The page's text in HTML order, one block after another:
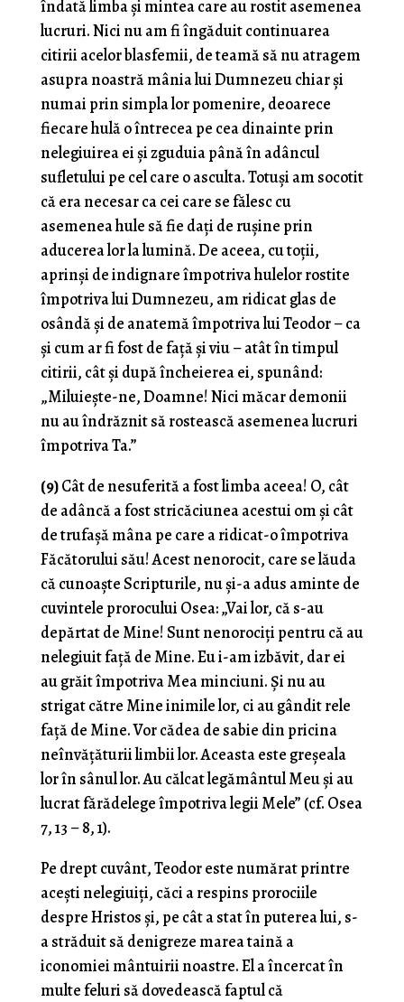
îndată limba și mintea care au rostit asemenea
lucruri. Nici nu am fi îngăduit continuarea
citirii acelor blasfemii, de teamă să nu atragem
asupra noastră mânia lui Dumnezeu chiar și
numai prin simpla lor pomenire, deoarece
fiecare hulă o întrecea pe cea dinainte prin
nelegiuirea ei și zguduia până în adâncul
sufletului pe cel care o asculta. Totuși am socotit
că era necesar ca cei care se fălesc cu
asemenea hule să fie dați de rușine prin
aducerea lor la lumină. De aceea, cu toții,
aprinși de indignare împotriva hulelor rostite
împotriva lui Dumnezeu, am ridicat glas de
osândă și de anatemă împotriva lui Teodor – ca
și cum ar fi fost de față și viu – atât în timpul
citirii, cât și după încheierea ei, spunând:
„Miluiește-ne, Doamne! Nici măcar demonii
nu au îndrăznit să rostească asemenea lucruri
împotriva Ta.”
(9)Cât de nesuferită a fost limba aceea! O, cât
de adâncă a fost stricăciunea acestui om și cât
de trufașă mâna pe care a ridicat-o împotriva
Făcătorului său! Acest nenorocit, care se lăuda
că cunoaște Scripturile, nu și-a adus aminte de
cuvintele prorocului Osea: „Vai lor, că s-au
depărtat de Mine! Sunt nenorociți pentru că au
nelegiuit față de Mine. Eu i-am izbăvit, dar ei
au grăit împotriva Mea minciuni. Și nu au
strigat către Mine inimile lor, ci au gândit rele
față de Mine. Vor cădea de sabie din pricina
neînvățăturii limbii lor. Aceasta este greșeala
lor în sânul lor. Au călcat legământul Meu și au
lucrat fărădelege împotriva legii Mele” (cf. Osea
7, 13 – 8, 1).
Pe drept cuvânt, Teodor este numărat printre
acești nelegiuiți, căci a respins prorociile
despre Hristos și, pe cât a stat în puterea lui, s-
a străduit să denigreze marea taină a
iconomiei mântuirii noastre. El a încercat în
multe feluri să dovedească faptul că